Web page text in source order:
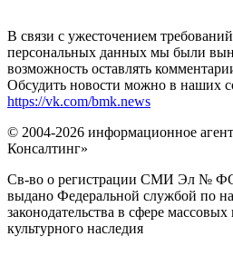
В связи с ужесточением
персональных данных мы были
возможность оставлять
Обсудить новости можно в наших
https://vk.com/bmk.news
© 2004-2026 информационное
Консалтинг»
Св-во о регистрации СМИ Эл № ФС
выдано Федеральной службой по
законодательства в сфере
культурного наследия